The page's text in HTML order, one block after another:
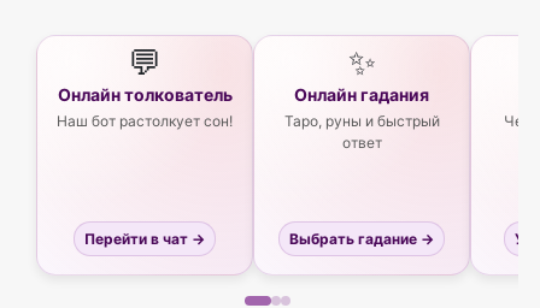
💬
Онлайн толкователь
Наш бот растолкует сон!
Перейти в чат →
✨
Онлайн гадания
Таро, руны и быстрый
ответ
Выбрать гадание →